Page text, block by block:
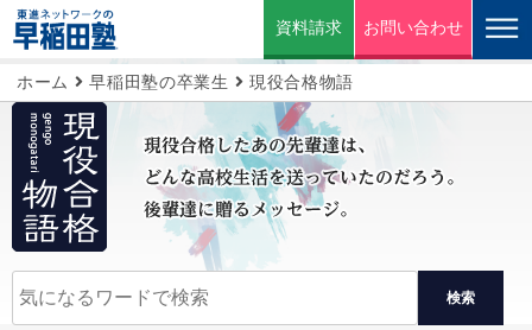
資料請求 お問い合わせ
ホーム 早稲田塾の卒業生 現役合格物語
検索